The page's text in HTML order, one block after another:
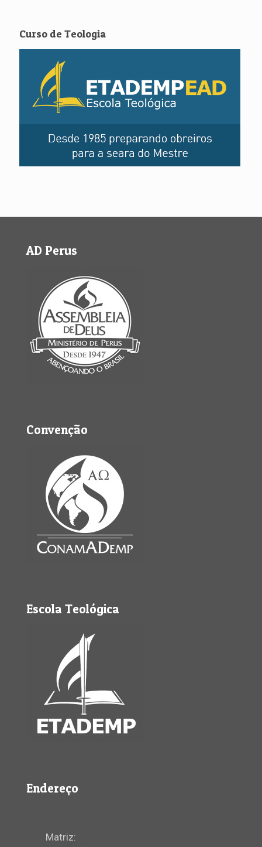
Curso de Teologia
AD Perus
Convenção
Escola Teológica
Endereço
Matriz: